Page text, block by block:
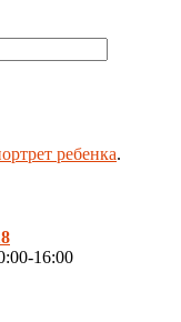
ребенка.
16:00